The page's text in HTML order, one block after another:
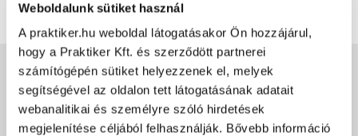
Weboldalunk sütiket használ
A praktiker.hu weboldal látogatásakor Ön hozzájárul,
hogy a Praktiker Kft. és szerződött partnerei
számítógépén sütiket helyezzenek el, melyek
segítségével az oldalon tett látogatásának adatait
webanalitikai és személyre szóló hirdetések
megjelenítése céljából felhasználják. Bővebb információ
További értékelések
Jótállás, szavatosság
Csomagolási és súly információk